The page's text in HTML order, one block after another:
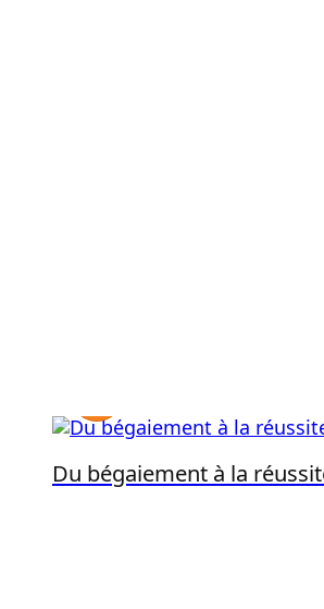
Du bégaiement à la